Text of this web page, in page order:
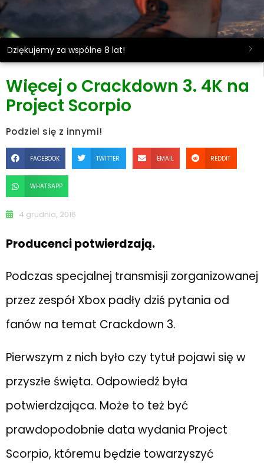
Dziękujemy za wspólne 8 lat!
Więcej o Crackdown 3. 4K na
Project Scorpio
Podziel się z innymi!
FACEBOOK TWITTER EMAIL REDDIT
WHATSAPP
4 grudnia, 2016
Producenci potwierdzają.
Podczas specjalnej transmisji zorganizowanej
przez zespół Xbox padły dziś pytania od
fanów na temat Crackdown 3.
Pierwszym z nich było czy tytuł pojawi się w
przyszłe święta. Odpowiedź była
potwierdzająca. Może to też być
prawdopodobnie data wydania Project
Scorpio, któremu będzie towarzyszyć